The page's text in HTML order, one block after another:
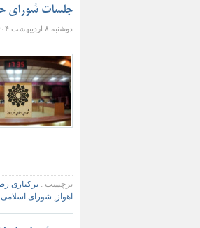
جلسات شورای
دوشنبه ۸ اردیبهشت ۱۴۰۴ ۱۰:۴۸
برچسب : برکناری
اهواز , شورای اسلامی